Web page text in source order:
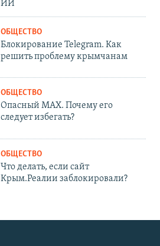
ИИ
ОБЩЕСТВО
Блокирование Telegram. Как
решить проблему крымчанам
ОБЩЕСТВО
Опасный MAX. Почему его
следует избегать?
ОБЩЕСТВО
Что делать, если сайт
Крым.Реалии заблокировали?